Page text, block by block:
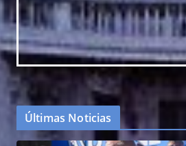
Últimas Noticias